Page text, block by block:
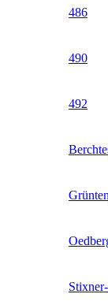
486
490
492
Grünten